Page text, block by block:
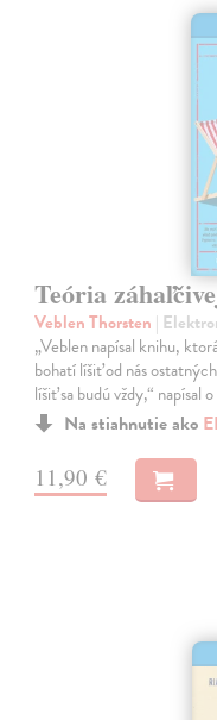
Teória
Veblen Thorsten |
„Veblen napísal knihu,
bohatí líšiť od nás
líšiť sa budú vždy,“
Na stiahnutie ako
11,90 €